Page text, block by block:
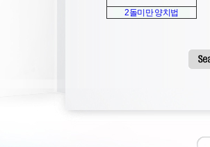
2돌미만 양치법